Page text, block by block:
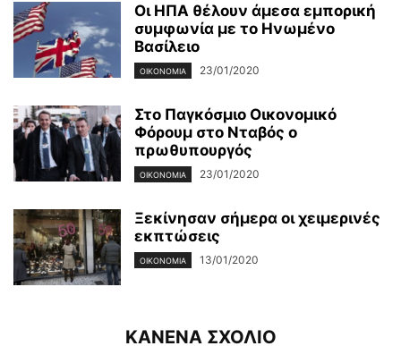
Οι ΗΠΑ θέλουν άμεσα εμπορική
συμφωνία με το Ηνωμένο
Βασίλειο
ΟΙΚΟΝΟΜΊΑ 23/01/2020
Στο Παγκόσμιο Οικονομικό
Φόρουμ στο Νταβός ο
πρωθυπουργός
ΟΙΚΟΝΟΜΊΑ 23/01/2020
Ξεκίνησαν σήμερα οι χειμερινές
εκπτώσεις
ΟΙΚΟΝΟΜΊΑ 13/01/2020
ΚΑΝΕΝΑ ΣΧΟΛΙΟ